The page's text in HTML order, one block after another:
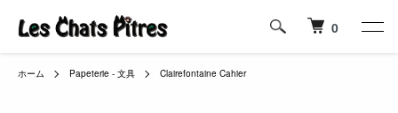
0
ホーム Papeterie - 文具 Clairefontaine Cahier